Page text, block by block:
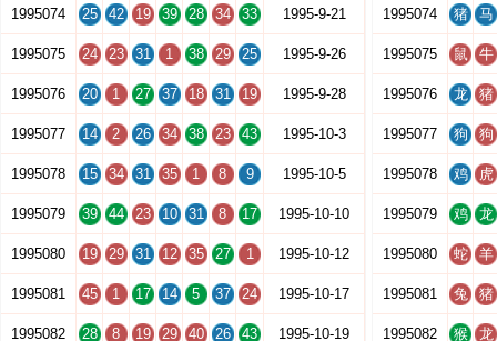
1995074 25 42 19 39 28 34 33 1995-9-21
1995075 24 23 31 1 38 29 25 1995-9-26
1995076 20 1 27 37 18 31 19 1995-9-28
1995077 14 2 26 34 38 23 43 1995-10-3
1995078 15 34 31 35 1 8 9 1995-10-5
1995079 39 44 23 10 31 8 17 1995-10-10
1995080 19 29 31 12 35 27 1 1995-10-12
1995081 45 1 17 14 5 37 24 1995-10-17
1995082 28 8 19 29 40 26 43 1995-10-19
1995074 猪 马
1995075 鼠 牛
1995076 龙 猪
1995077 狗 狗
1995078 鸡 虎
1995079 鸡 龙
1995080 蛇 羊
1995081 兔 猪
1995082 猴 龙